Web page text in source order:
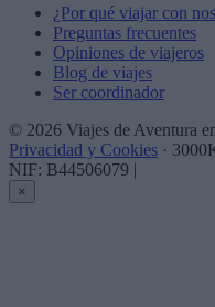
¿Por qué viajar con
Preguntas frecuentes
Opiniones de viajeros
Blog de viajes
Ser coordinador
© 2026 Viajes de Aventura
Privacidad y Cookies ·
NIF: B44506079 |
×